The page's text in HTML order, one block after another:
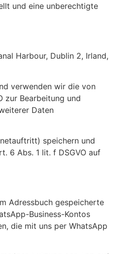
und eine unberechtigte
Harbour, Dublin 2, Irland,
verwenden wir die von
zur Bearbeitung und
Daten
speichern und
6 Abs. 1 lit. f DSGVO auf
Adressbuch gespeicherte
Business-Kontos
die mit uns per WhatsApp